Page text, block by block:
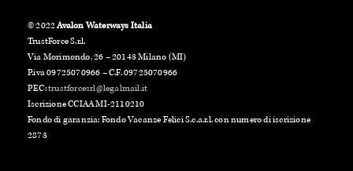
© 2022Avalon Waterways Italia
TrustForce S.r.l.
Via Morimondo, 26 – 20143 Milano (MI)
P.iva 09725070966 – C.F. 09725070966
PEC:trustforcesrl@legalmail.it
Iscrizione CCIAA MI-2110210
Fondo di garanzia: Fondo Vacanze Felici S.c.a.r.l. con numero di iscrizione
2873